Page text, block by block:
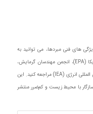
های فنی مبردها، می توانید به
منابع معتبری چون سازمان حفاظت از محیط زیست آمریکا (EPA)، انجمن مهندسان گرمایش،
سرمایش و تهویه مطبوع آمریکا (ASHRAE) و آژانس بین المللی انرژی (IEA) مراجعه کنید. این
سازگار با محیط زیست و کم‌ضرر منتشر